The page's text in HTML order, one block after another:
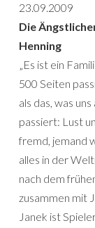
23.09.2009
Die
Henning
„Es ist ein
500 Seiten
als das, was
passiert: Lust
fremd, jemand
alles in der
nach dem
zusammen mit
Janek ist